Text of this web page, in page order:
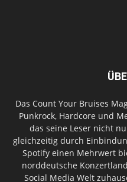
Das Count Your Bruises
Punkrock, Hardcore und
das seine Leser nicht
gleichzeitig durch
Spotify einen Mehrwert
norddeutsche
Social Media Welt